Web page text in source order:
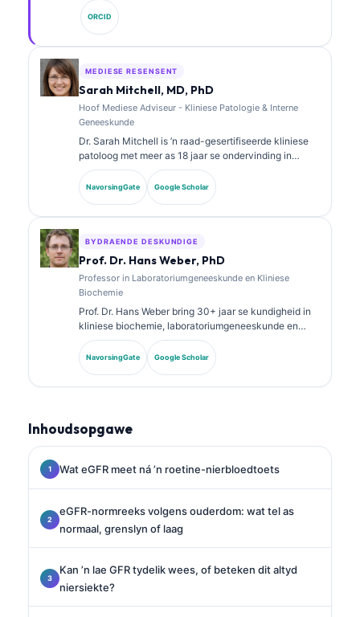
die mediese akkuraatheid van die eie neurale
netwerk. Dr. Klein het uitgebreid gepubliseer oor
biomerkeraanpassing en laboratoriumdiagnostiek oor
laboratoriumgeneeskunde-onderwerpe.
ORCID
MEDIESE RESENSENT
Sarah Mitchell, MD, PhD
Hoof Mediese Adviseur - Kliniese Patologie & Interne
Geneeskunde
Dr. Sarah Mitchell is ’n raad-gesertifiseerde kliniese
patoloog met meer as 18 jaar se ondervinding in
laboratoriumgeneeskunde en diagnostiese analise.
Sy het spesialissertifisering in kliniese chemie en het
uitgebreid gepubliseer oor biomerkerpanele en
NavorsingGate Google Scholar
BYDRAENDE DESKUNDIGE
Prof. Dr. Hans Weber, PhD
Professor in Laboratoriumgeneeskunde en Kliniese
Biochemie
Prof. Dr. Hans Weber bring 30+ jaar se kundigheid in
kliniese biochemie, laboratoriumgeneeskunde en
biomarker-navorsing. Voormalige President van die
Duitse Vereniging vir Kliniese Chemie, spesialiseer hy
in diagnostiese paneelanalise, biomarker-
NavorsingGate Google Scholar
Inhoudsopgawe
Wat eGFR meet ná ’n roetine-nierbloedtoets
eGFR-normreeks volgens ouderdom: wat tel as
normaal, grenslyn of laag
Kan ’n lae GFR tydelik wees, of beteken dit altyd
niersiekte?